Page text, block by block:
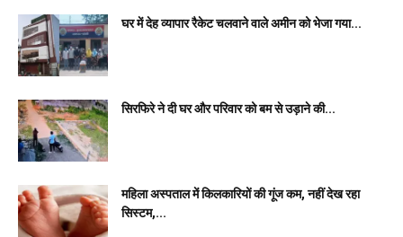
घर में देह व्यापार रैकेट चलवाने वाले अमीन को भेजा गया...
सिरफिरे ने दी घर और परिवार को बम से उड़ाने की...
महिला अस्पताल में किलकारियों की गूंज कम, नहीं देख रहा
सिस्टम,...